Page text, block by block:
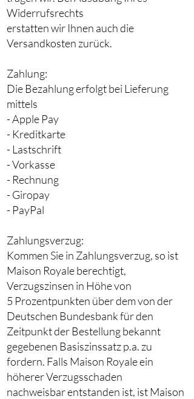
Widerrufsrechts
erstatten wir Ihnen auch die
Versandkosten zurück.
Zahlung:
Die Bezahlung erfolgt bei Lieferung
mittels
- Apple Pay
- Kreditkarte
- Lastschrift
- Vorkasse
- Rechnung
- Giropay
- PayPal
Zahlungsverzug:
Kommen Sie in Zahlungsverzug, so ist
Maison Royale berechtigt,
Verzugszinsen in Höhe von
5 Prozentpunkten über dem von der
Deutschen Bundesbank für den
Zeitpunkt der Bestellung bekannt
gegebenen Basiszinssatz p.a. zu
fordern. Falls Maison Royale ein
höherer Verzugsschaden
nachweisbar entstanden ist, ist Maison